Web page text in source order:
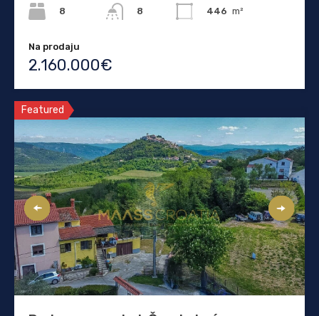
8 8 446 m²
Na prodaju
2.160.000€
Featured